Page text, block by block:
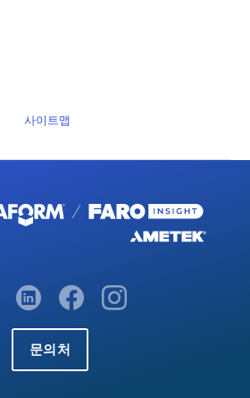
사이트맵
문의처